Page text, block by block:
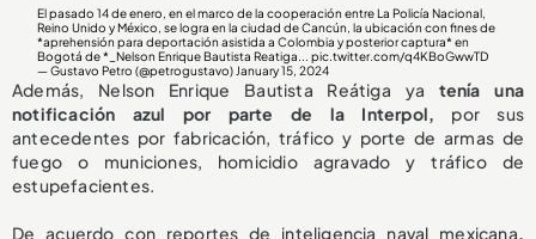
El pasado 14 de enero, en el marco de la cooperación entre La Policía Nacional,
Reino Unido y México, se logra en la ciudad de Cancún, la ubicación con fines de
*aprehensión para deportación asistida a Colombia y posterior captura* en
Bogotá de *_Nelson Enrique Bautista Reatiga...pic.twitter.com/q4KBoGwwTD
— Gustavo Petro (@petrogustavo) January 15, 2024
Además, Nelson Enrique Bautista Reátiga ya tenía una
notificación azul por parte de la Interpol, por sus
antecedentes por fabricación, tráfico y porte de armas de
fuego o municiones, homicidio agravado y tráfico de
estupefacientes.
De acuerdo con reportes de inteligencia naval mexicana,